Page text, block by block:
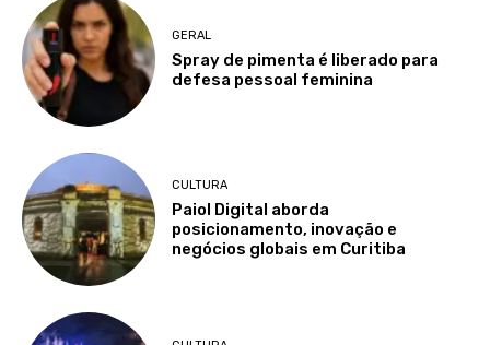
GERAL
Spray de pimenta é liberado para
defesa pessoal feminina
CULTURA
Paiol Digital aborda
posicionamento, inovação e
negócios globais em Curitiba